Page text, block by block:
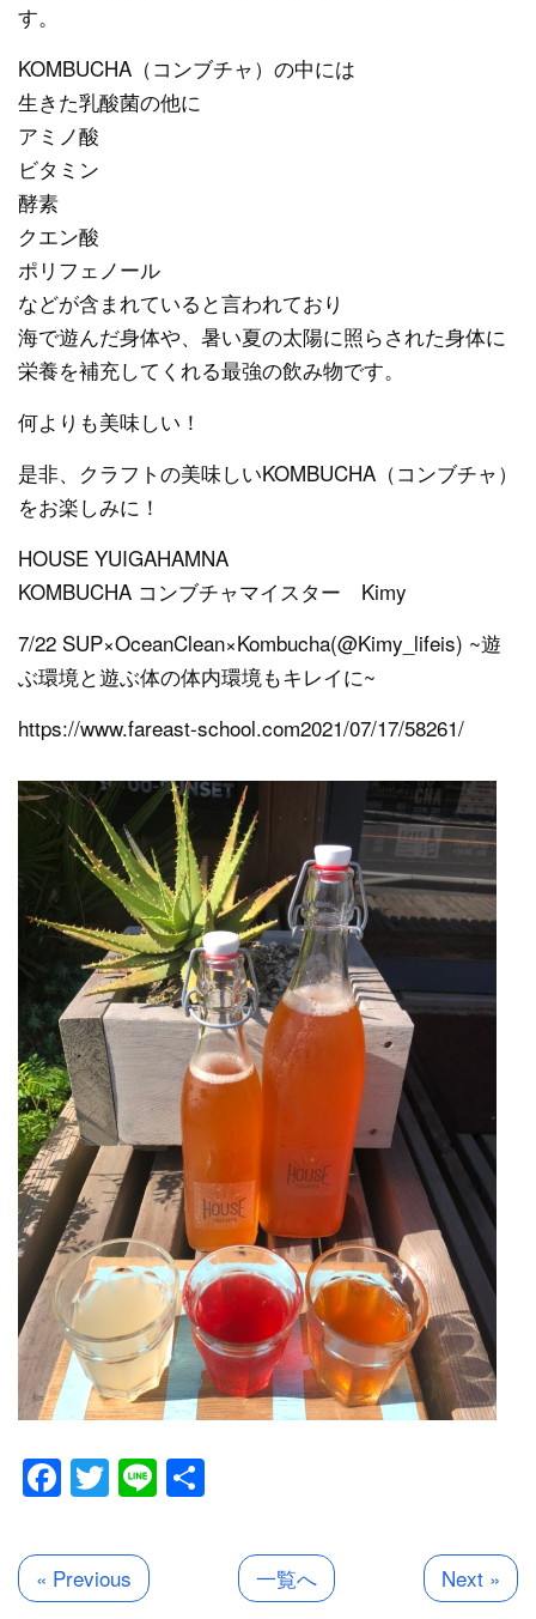
す。
KOMBUCHA（コンブチャ）の中には
生きた乳酸菌の他に
アミノ酸
ビタミン
酵素
クエン酸
ポリフェノール
などが含まれていると言われており
海で遊んだ身体や、暑い夏の太陽に照らされた身体に
栄養を補充してくれる最強の飲み物です。
何よりも美味しい！
是非、クラフトの美味しいKOMBUCHA（コンブチャ）
をお楽しみに！
HOUSE YUIGAHAMNA
KOMBUCHA コンブチャマイスター Kimy
7/22 SUP×OceanClean×Kombucha(@Kimy_lifeis) ~遊
ぶ環境と遊ぶ体の体内環境もキレイに~
https://www.fareast-school.com2021/07/17/58261/
Facebook
Twitter
Line
« Previous 一覧へ Next »